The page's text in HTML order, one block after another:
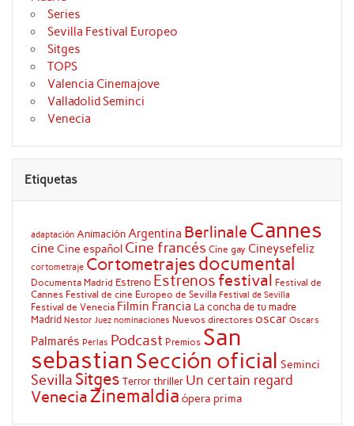
Series
Sevilla Festival Europeo
Sitges
TOPS
Valencia Cinemajove
Valladolid Seminci
Venecia
Etiquetas
adaptación AnimaciónArgentina Berlinale Cannes
cine Cine español Cine francés Cine gay Cineysefeliz
cortometraje Cortometrajes documental
Documenta Madrid Estreno Estrenos festival Festival de
Cannes Festival de cine Europeo de Sevilla Festival de Sevilla
Festival de Venecia Filmin Francia La concha de tu madre
Madrid Nestor Juez nominaciones Nuevos directores oscar Oscars
Palmarés Perlas Podcast Premios San
sebastianSección oficial Seminci
Sevilla Sitges Terrorthriller Un certain regard
Venecia Zinemaldia ópera prima